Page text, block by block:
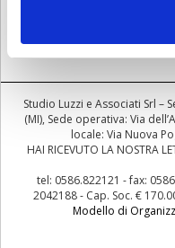
Studio Luzzi e Associati Srl –
(MI), Sede operativa: Via
locale: Via Nuova
HAI RICEVUTO LA NOSTRA
tel: 0586.822121 - fax:
2042188 - Cap. Soc. €
Modello di